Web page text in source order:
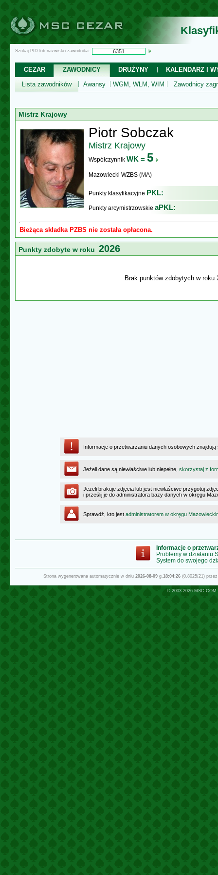
Szukaj PID lub nazwisko zawodnika:
CEZAR ZAWODNICY DRUŻYNY
KALENDARZ I
Lista zawodników
Awansy WGM, WLM, WIM Zawodnicy
Mistrz Krajowy
Piotr Sobczak
Mistrz Krajowy
Współczynnik WK = 5
Mazowiecki WZBS (MA)
Punkty klasyfikacyjne PKL:
Punkty arcymistrzowskie aPKL:
Bieżąca składka PZBS nie została opłacona.
Punkty zdobyte w roku 2026
Brak punktów zdobytych w roku
Informacje o przetwarzaniu danych osobowych
Jeżeli dane są niewłaściwe lub niepełne, skorzystaj z
Jeżeli brakuje zdjęcia lub jest niewłaściwe przygotuj
i prześlij je do administratora bazy danych w okręgu
Sprawdź, kto jest administratorem w okręgu
Informacje o
Problemy w działaniu
System do swojego
Strona wygenerowana automatycznie w dniu 2026-08-09g.18:04:26(0.8025/21)
© 2003-2026